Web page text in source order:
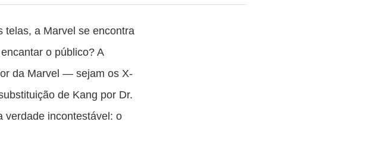
Compartilhe
Facebook
Compartilhe
esta
Twitter
Compartilhe
Compartilhe
telas, a Marvel se encontra
o público? A
da Marvel — sejam os X-
de Kang por Dr.
incontestável: o